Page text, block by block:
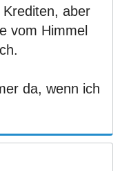
aber
vom Himmel
da, wenn ich